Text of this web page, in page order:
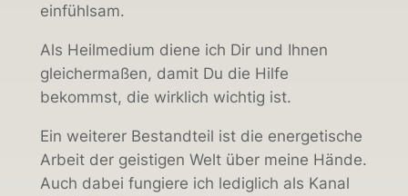
einfühlsam.
Als Heilmedium diene ich Dir und Ihnen
gleichermaßen, damit Du die Hilfe
bekommst, die wirklich wichtig ist.
Ein weiterer Bestandteil ist die energetische
Arbeit der geistigen Welt über meine Hände.
Auch dabei fungiere ich lediglich als Kanal